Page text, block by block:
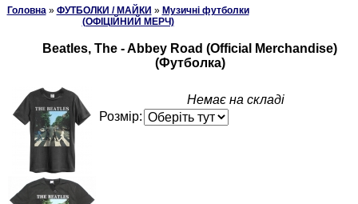
Головна» ФУТБОЛКИ / МАЙКИ » Музичні футболки
(ОФІЦІЙНИЙ МЕРЧ)
Beatles, The - Abbey Road (Official Merchandise)
(Футболка)
Немає на складі
Розмір: